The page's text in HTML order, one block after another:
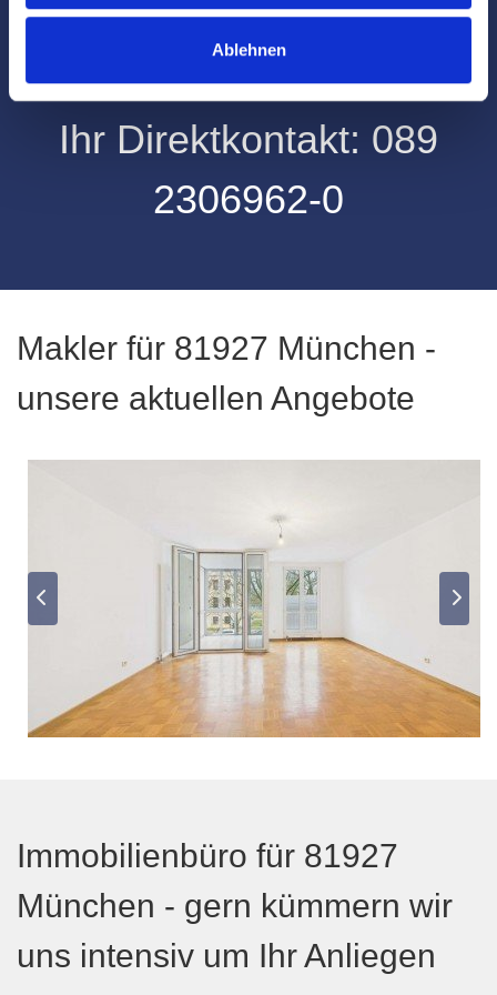
Ablehnen
Wohnungsmakler für
81927 München gesucht?
Ihr Direktkontakt: 089
2306962-0
Makler für 81927 München -
unsere aktuellen Angebote
Immobilienbüro für 81927
München - gern kümmern wir
uns intensiv um Ihr Anliegen